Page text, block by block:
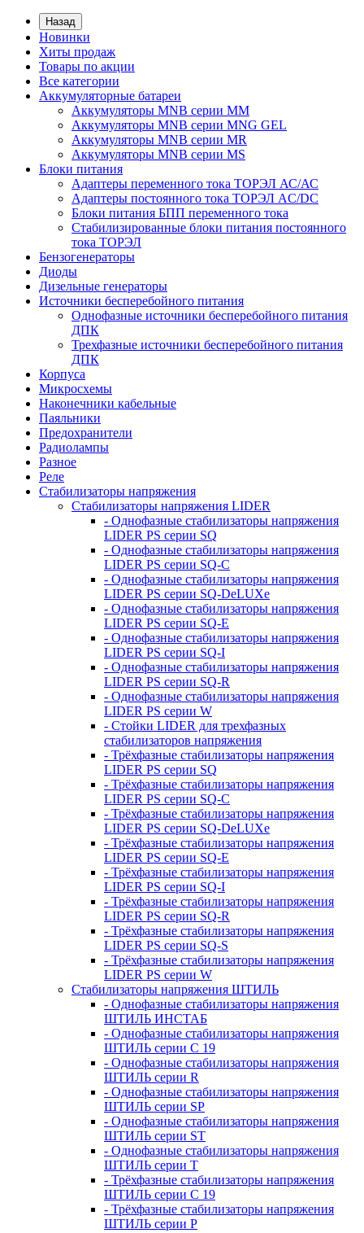
Назад
Новинки
Хиты продаж
Товары по акции
Все категории
Аккумуляторные батареи
Аккумуляторы MNB серии MM
Аккумуляторы MNB серии MNG GEL
Аккумуляторы MNB серии MR
Аккумуляторы MNB серии MS
Блоки питания
Адаптеры переменного тока ТОРЭЛ АС/АС
Адаптеры постоянного тока ТОРЭЛ AC/DC
Блоки питания БПП переменного тока
Стабилизированные блоки питания постоянного
тока ТОРЭЛ
Бензогенераторы
Диоды
Дизельные генераторы
Источники бесперебойного питания
Однофазные источники бесперебойного питания
ДПК
Трехфазные источники бесперебойного питания
ДПК
Корпуса
Микросхемы
Наконечники кабельные
Паяльники
Предохранители
Радиолампы
Разное
Реле
Стабилизаторы напряжения
Стабилизаторы напряжения LIDER
- Однофазные стабилизаторы напряжения
LIDER PS серии SQ
- Однофазные стабилизаторы напряжения
LIDER PS серии SQ-C
- Однофазные стабилизаторы напряжения
LIDER PS серии SQ-DeLUXe
- Однофазные стабилизаторы напряжения
LIDER PS серии SQ-E
- Однофазные стабилизаторы напряжения
LIDER PS серии SQ-I
- Однофазные стабилизаторы напряжения
LIDER PS серии SQ-R
- Однофазные стабилизаторы напряжения
LIDER PS серии W
- Стойки LIDER для трехфазных
стабилизаторов напряжения
- Трёхфазные стабилизаторы напряжения
LIDER PS серии SQ
- Трёхфазные стабилизаторы напряжения
LIDER PS серии SQ-C
- Трёхфазные стабилизаторы напряжения
LIDER PS серии SQ-DeLUXe
- Трёхфазные стабилизаторы напряжения
LIDER PS серии SQ-E
- Трёхфазные стабилизаторы напряжения
LIDER PS серии SQ-I
- Трёхфазные стабилизаторы напряжения
LIDER PS серии SQ-R
- Трёхфазные стабилизаторы напряжения
LIDER PS серии SQ-S
- Трёхфазные стабилизаторы напряжения
LIDER PS серии W
Стабилизаторы напряжения ШТИЛЬ
- Однофазные стабилизаторы напряжения
ШТИЛЬ ИНСТАБ
- Однофазные стабилизаторы напряжения
ШТИЛЬ серии C 19
- Однофазные стабилизаторы напряжения
ШТИЛЬ серии R
- Однофазные стабилизаторы напряжения
ШТИЛЬ серии SP
- Однофазные стабилизаторы напряжения
ШТИЛЬ серии ST
- Однофазные стабилизаторы напряжения
ШТИЛЬ серии T
- Трёхфазные стабилизаторы напряжения
ШТИЛЬ серии C 19
- Трёхфазные стабилизаторы напряжения
ШТИЛЬ серии P